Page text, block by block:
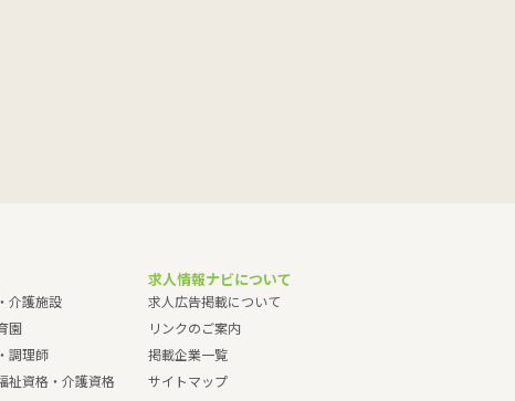
介護施設
園
調理師
祉資格・介護資格
求人情報ナビについて
求人広告掲載について
リンクのご案内
掲載企業一覧
サイトマップ